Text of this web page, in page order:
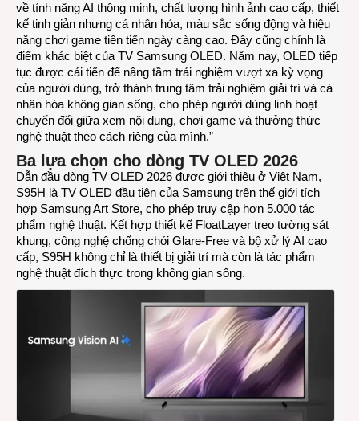
về tính năng AI thông minh, chất lượng hình ảnh cao cấp, thiết
kế tinh giản nhưng cá nhân hóa, màu sắc sống động và hiệu
năng chơi game tiên tiến ngày càng cao. Đây cũng chính là
điểm khác biệt của TV Samsung OLED. Năm nay, OLED tiếp
tục được cải tiến để nâng tầm trải nghiệm vượt xa kỳ vọng
của người dùng, trở thành trung tâm trải nghiệm giải trí và cá
nhân hóa không gian sống, cho phép người dùng linh hoạt
chuyển đổi giữa xem nội dung, chơi game và thưởng thức
nghệ thuật theo cách riêng của mình.”
Ba lựa chọn cho dòng TV OLED 2026
Dẫn đầu dòng TV OLED 2026 được giới thiệu ở Việt Nam,
S95H là TV OLED đầu tiên của Samsung trên thế giới tích
hợp Samsung Art Store, cho phép truy cập hơn 5.000 tác
phẩm nghệ thuật. Kết hợp thiết kế FloatLayer treo tường sát
khung, công nghệ chống chói Glare-Free và bộ xử lý AI cao
cấp, S95H không chỉ là thiết bị giải trí mà còn là tác phẩm
nghệ thuật đích thực trong không gian sống.